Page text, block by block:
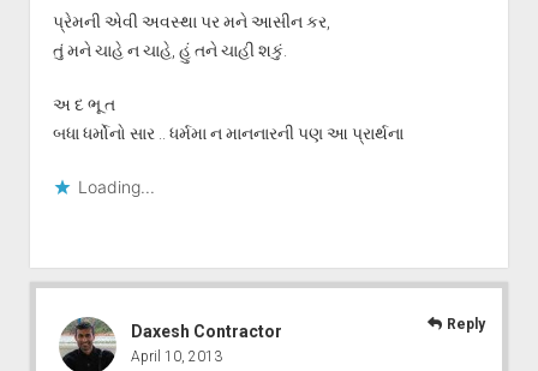
પ્રેમની એવી અવસ્થા પર મને આસીન કર,
તું મને ચાહે ન ચાહે, હું તને ચાહી શકું.
અ દ ભૂ ત
બધા ધર્મોનો સાર .. ધર્મમા ન માનનારની પણ આ પ્રાર્થના
Loading...
Daxesh Contractor
April 10, 2013
Reply